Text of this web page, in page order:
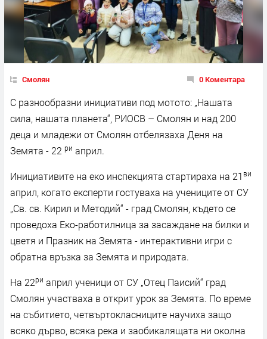
Смолян 0 Коментара
С разнообразни инициативи под мотото: „Нашата
сила, нашата планета“, РИОСВ – Смолян и над 200
деца и младежи от Смолян отбелязаха Деня на
Земята - 22 ри април.
Инициативите на еко инспекцията стартираха на 21 ви
април, когато експерти гостуваха на учениците от СУ
„Св. св. Кирил и Методий“ - град Смолян, където се
проведоха Еко-работилница за засаждане на билки и
цветя и Празник на Земята - интерактивни игри с
обратна връзка за Земята и природата.
На 22ри април ученици от СУ „Отец Паисий“ град
Смолян участваха в открит урок за Земята. По време
на събитието, четвъртокласниците научиха защо
всяко дърво, всяка река и заобикалящата ни околна